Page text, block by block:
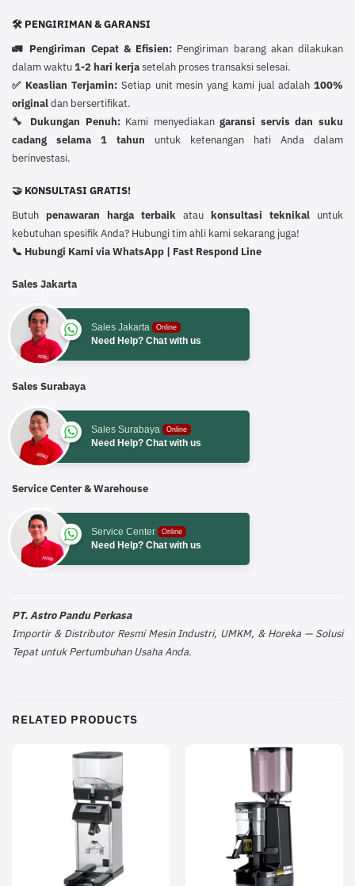
🛠️ PENGIRIMAN & GARANSI
🚛 Pengiriman Cepat & Efisien: Pengiriman barang akan dilakukan
dalam waktu1-2 hari kerjasetelah proses transaksi selesai.
✅ Keaslian Terjamin: Setiap unit mesin yang kami jual adalah100%
originaldan bersertifikat.
🔧 Dukungan Penuh:Kami menyediakangaransi servis dan suku
cadang selama 1 tahun untuk ketenangan hati Anda dalam
berinvestasi.
🤝 KONSULTASI GRATIS!
Butuh penawaran harga terbaik atau konsultasi teknikal untuk
kebutuhan spesifik Anda? Hubungi tim ahli kami sekarang juga!
📞 Hubungi Kami via WhatsApp | Fast Respond Line
Sales Jakarta
Sales Jakarta Online
Need Help? Chat with us
Sales Surabaya
Sales Surabaya Online
Need Help? Chat with us
Service Center & Warehouse
Service Center Online
Need Help? Chat with us
PT. Astro Pandu Perkasa
Importir & Distributor Resmi Mesin Industri, UMKM, & Horeka — Solusi
Tepat untuk Pertumbuhan Usaha Anda.
RELATED PRODUCTS